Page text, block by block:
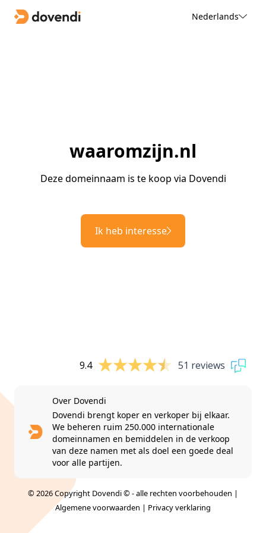
Nederlands
waaromzijn.nl
Deze domeinnaam is te koop via Dovendi
Ik heb interesse
9.4 51 reviews
Over Dovendi
Dovendi brengt koper en verkoper bij elkaar.
We beheren ruim 250.000 internationale
domeinnamen en bemiddelen in de verkoop
van deze namen met als doel een goede deal
voor alle partijen.
© 2026 Copyright Dovendi © - alle rechten voorbehouden |
Algemene voorwaarden | Privacy verklaring